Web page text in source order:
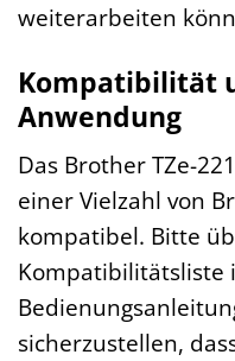
weiterarbeiten
Kompatibilität
Anwendung
Das Brother TZe-
einer Vielzahl von
kompatibel. Bitte
Kompatibilitätsliste
sicherzustellen,